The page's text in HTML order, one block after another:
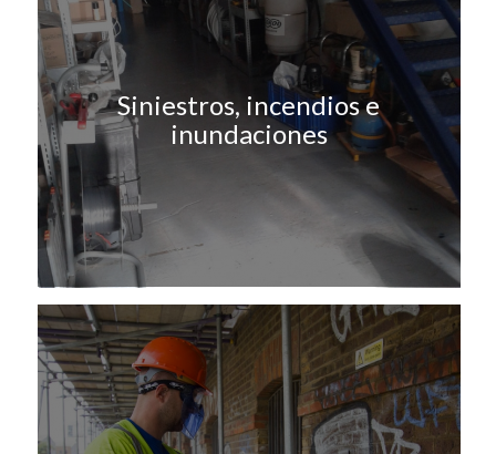
Siniestros, incendios e
inundaciones